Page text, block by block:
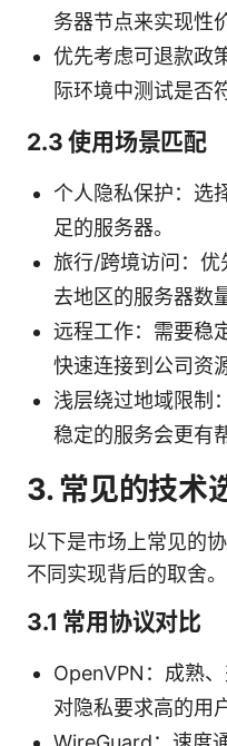
务器节点来实现性
优先考虑可退款政
际环境中测试是否
2.3 使用场景匹配
个人隐私保护：选
足的服务器。
旅行/跨境访问：
去地区的服务器数
远程工作：需要稳
快速连接到公司资
浅层绕过地域限制
稳定的服务会更有
3. 常见的技术
以下是市场上常见的
不同实现背后的取舍。
3.1 常用协议对比
OpenVPN：成熟
对隐私要求高的用